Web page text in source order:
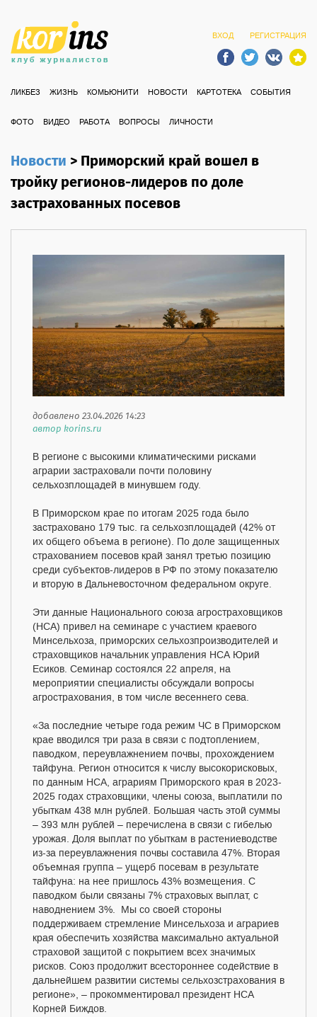
ВХОД РЕГИСТРАЦИЯ
ЛИКБЕЗ ЖИЗНЬ КОМЬЮНИТИ НОВОСТИ КАРТОТЕКА СОБЫТИЯ
ФОТО ВИДЕО РАБОТА ВОПРОСЫ ЛИЧНОСТИ
Новости>Приморский край вошел в
тройку регионов-лидеров по доле
застрахованных посевов
добавлено 23.04.2026 14:23
автор korins.ru
В регионе с высокими климатическими рисками
аграрии застраховали почти половину
сельхозплощадей в минувшем году.
В Приморском крае по итогам 2025 года было
застраховано 179 тыс. га сельхозплощадей (42% от
их общего объема в регионе). По доле защищенных
страхованием посевов край занял третью позицию
среди субъектов-лидеров в РФ по этому показателю
и вторую в Дальневосточном федеральном округе.
Эти данные Национального союза агростраховщиков
(НСА) привел на семинаре с участием краевого
Минсельхоза, приморских сельхозпроизводителей и
страховщиков начальник управления НСА Юрий
Есиков. Семинар состоялся 22 апреля, на
мероприятии специалисты обсуждали вопросы
агрострахования, в том числе весеннего сева.
«За последние четыре года режим ЧС в Приморском
крае вводился три раза в связи с подтоплением,
паводком, переувлажнением почвы, прохождением
тайфуна. Регион относится к числу высокорисковых,
по данным НСА, аграриям Приморского края в 2023-
2025 годах страховщики, члены союза, выплатили по
убыткам 438 млн рублей. Большая часть этой суммы
– 393 млн рублей – перечислена в связи с гибелью
урожая. Доля выплат по убыткам в растениеводстве
из-за переувлажнения почвы составила 47%. Вторая
объемная группа – ущерб посевам в результате
тайфуна: на нее пришлось 43% возмещения. С
паводком были связаны 7% страховых выплат, с
наводнением 3%. Мы со своей стороны
поддерживаем стремление Минсельхоза и аграриев
края обеспечить хозяйства максимально актуальной
страховой защитой с покрытием всех значимых
рисков. Союз продолжит всестороннее содействие в
дальнейшем развитии системы сельхозстрахования в
регионе», – прокомментировал президент НСА
Корней Биждов.